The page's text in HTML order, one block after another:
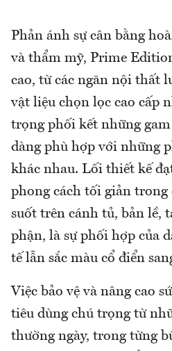
Phản ánh sự cân bằng
và thẩm mỹ, Prime
cao, từ các ngăn nội thất
vật liệu chọn lọc cao cấp
trọng phối kết những
dàng phù hợp với những
khác nhau. Lối thiết kế
phong cách tối giản trong
suốt trên cánh tủ, bản lề,
phận, là sự phối hợp của
tế lẫn sắc màu cổ điển
Việc bảo vệ và nâng cao
tiêu dùng chú trọng từ
thường ngày, trong từng